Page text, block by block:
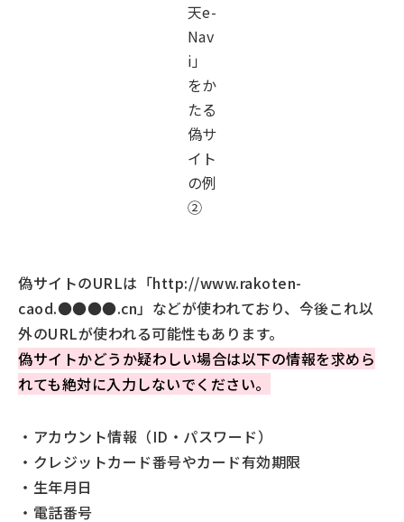
天e-
Nav
i」
をか
たる
偽サ
イト
の例
②
偽サイトのURLは「http://www.rakoten-
caod.●●●●.cn」などが使われており、今後これ以
外のURLが使われる可能性もあります。
偽サイトかどうか疑わしい場合は以下の情報を求めら
れても絶対に入力しないでください。
・アカウント情報（ID・パスワード）
・クレジットカード番号やカード有効期限
・生年月日
・電話番号